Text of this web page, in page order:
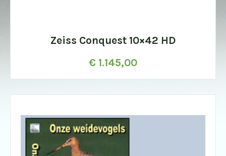
Zeiss Conquest 10×42 HD
€ 1.145,00